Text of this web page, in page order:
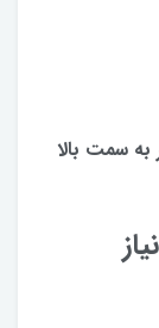
سمت بالا
آیا بعد از نصب به CANBUS نیاز